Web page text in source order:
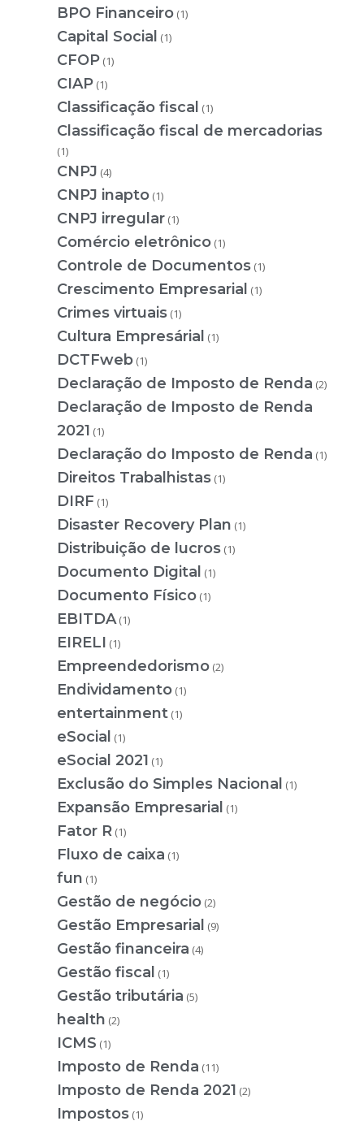
BPO Financeiro (1)
Capital Social (1)
CFOP (1)
CIAP (1)
Classificação fiscal (1)
Classificação fiscal de mercadorias
(1)
CNPJ (4)
CNPJ inapto (1)
CNPJ irregular (1)
Comércio eletrônico (1)
Controle de Documentos (1)
Crescimento Empresarial (1)
Crimes virtuais (1)
Cultura Empresárial (1)
DCTFweb (1)
Declaração de Imposto de Renda (2)
Declaração de Imposto de Renda
2021 (1)
Declaração do Imposto de Renda (1)
Direitos Trabalhistas (1)
DIRF (1)
Disaster Recovery Plan (1)
Distribuição de lucros (1)
Documento Digital (1)
Documento Físico (1)
EBITDA (1)
EIRELI (1)
Empreendedorismo (2)
Endividamento (1)
entertainment (1)
eSocial (1)
eSocial 2021 (1)
Exclusão do Simples Nacional (1)
Expansão Empresarial (1)
Fator R (1)
Fluxo de caixa (1)
fun (1)
Gestão de negócio (2)
Gestão Empresarial (9)
Gestão financeira (4)
Gestão fiscal (1)
Gestão tributária (5)
health (2)
ICMS (1)
Imposto de Renda (11)
Imposto de Renda 2021 (2)
Impostos (1)